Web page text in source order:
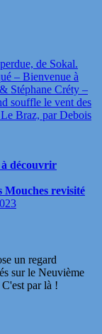
de Sokal.
– Bienvenue à
Stéphane Créty –
souffle le vent des
Braz, par Debois
à découvrir
Mouches revisité
un regard
sur le Neuvième
par là !